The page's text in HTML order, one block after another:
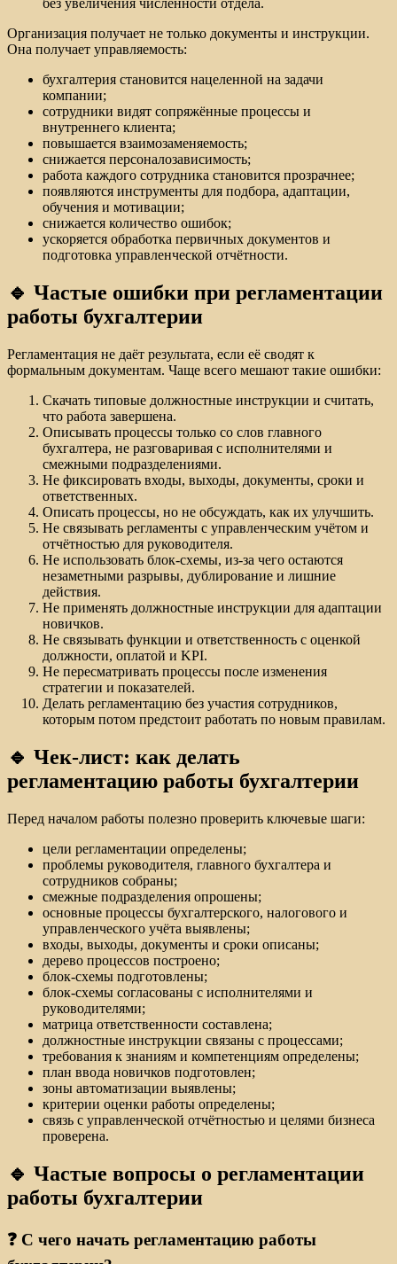
без увеличения численности отдела.
Организация получает не только документы и инструкции.
Она получает управляемость:
бухгалтерия становится нацеленной на задачи
компании;
сотрудники видят сопряжённые процессы и
внутреннего клиента;
повышается взаимозаменяемость;
снижается персоналозависимость;
работа каждого сотрудника становится прозрачнее;
появляются инструменты для подбора, адаптации,
обучения и мотивации;
снижается количество ошибок;
ускоряется обработка первичных документов и
подготовка управленческой отчётности.
🔹 Частые ошибки при регламентации
работы бухгалтерии
Регламентация не даёт результата, если её сводят к
формальным документам. Чаще всего мешают такие ошибки:
Скачать типовые должностные инструкции и считать,
что работа завершена.
Описывать процессы только со слов главного
бухгалтера, не разговаривая с исполнителями и
смежными подразделениями.
Не фиксировать входы, выходы, документы, сроки и
ответственных.
Описать процессы, но не обсуждать, как их улучшить.
Не связывать регламенты с управленческим учётом и
отчётностью для руководителя.
Не использовать блок-схемы, из-за чего остаются
незаметными разрывы, дублирование и лишние
действия.
Не применять должностные инструкции для адаптации
новичков.
Не связывать функции и ответственность с оценкой
должности, оплатой и KPI.
Не пересматривать процессы после изменения
стратегии и показателей.
Делать регламентацию без участия сотрудников,
которым потом предстоит работать по новым правилам.
🔹 Чек-лист: как делать
регламентацию работы бухгалтерии
Перед началом работы полезно проверить ключевые шаги:
цели регламентации определены;
проблемы руководителя, главного бухгалтера и
сотрудников собраны;
смежные подразделения опрошены;
основные процессы бухгалтерского, налогового и
управленческого учёта выявлены;
входы, выходы, документы и сроки описаны;
дерево процессов построено;
блок-схемы подготовлены;
блок-схемы согласованы с исполнителями и
руководителями;
матрица ответственности составлена;
должностные инструкции связаны с процессами;
требования к знаниям и компетенциям определены;
план ввода новичков подготовлен;
зоны автоматизации выявлены;
критерии оценки работы определены;
связь с управленческой отчётностью и целями бизнеса
проверена.
🔹 Частые вопросы о регламентации
работы бухгалтерии
❓ С чего начать регламентацию работы